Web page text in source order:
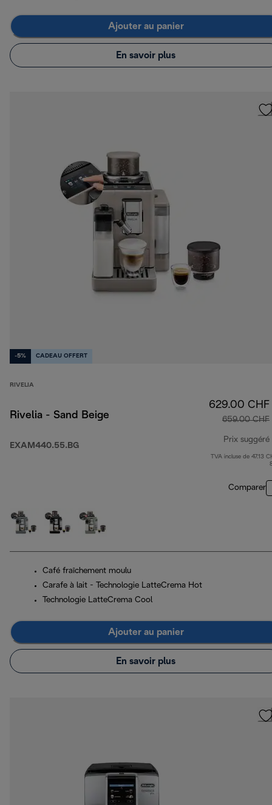
Ajouter au panier
En savoir plus
-5% CADEAU OFFERT
RIVELIA
Rivelia - Sand Beige
EXAM440.55.BG
629.00 CHF
659.00 CHF
Prix suggéré
TVA incluse de 47.13
Comparer
Café fraîchement moulu
Carafe à lait - Technologie LatteCrema Hot
Technologie LatteCrema Cool
Ajouter au panier
En savoir plus